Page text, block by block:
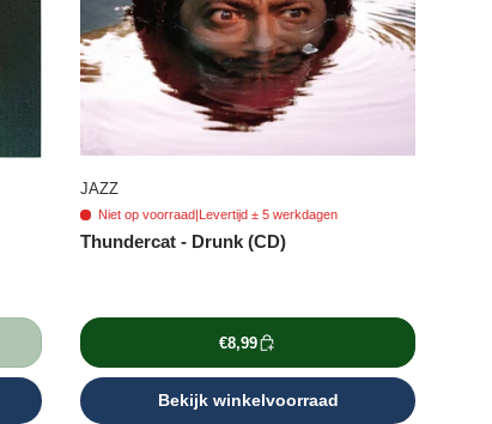
JAZZ
Niet op voorraad Levertijd ± 5 werkdagen
Thundercat - Drunk (CD)
€8,99
Bekijk winkelvoorraad